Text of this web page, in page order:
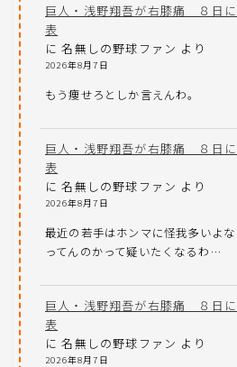
巨人・浅野翔吾が右膝痛 ８日
表
に名無しの野球ファン より
2026年8月7日
もう痩せろとしか言えんわ。
巨人・浅野翔吾が右膝痛 ８日
表
に名無しの野球ファン より
2026年8月7日
最近の若手はホンマに怪我多いよ
ってんのかって疑いたくなるわ…
巨人・浅野翔吾が右膝痛 ８日
表
に名無しの野球ファン より
2026年8月7日